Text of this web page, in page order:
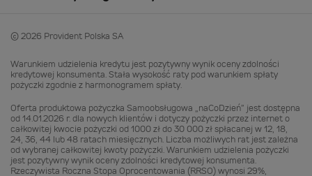
© 2026 Provident Polska SA
Warunkiem udzielenia kredytu jest pozytywny wynik oceny zdolności
kredytowej konsumenta. Stała wysokość raty pod warunkiem spłaty
pożyczki zgodnie z harmonogramem spłaty.
Oferta produktowa pożyczka Samoobsługowa „naCoDzień” jest dostępna
od 14.01.2026 r. dla nowych klientów i dotyczy pożyczki przez internet o
całkowitej kwocie pożyczki od 1000 zł do 30 000 zł spłacanej w 12, 18,
24, 36, 44 lub 48 ratach miesięcznych. Liczba możliwych rat jest zależna
od wybranej całkowitej kwoty pożyczki. Warunkiem udzielenia pożyczki
jest pozytywny wynik oceny zdolności kredytowej konsumenta.
Rzeczywista Roczna Stopa Oprocentowania (RRSO) wynosi 29%,